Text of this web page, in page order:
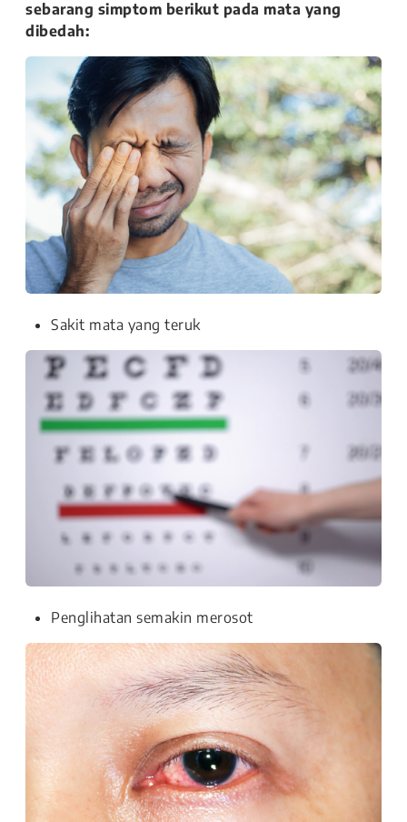
sebarang simptom berikut pada mata yang
dibedah:
Sakit mata yang teruk
Penglihatan semakin merosot